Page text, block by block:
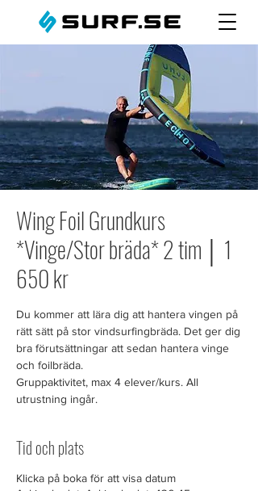
Wing Foil Grundkurs
*Vinge/Stor bräda* 2 tim │ 1
650 kr
Du kommer att lära dig att hantera vingen på
rätt sätt på stor vindsurfingbräda. Det ger dig
bra förutsättningar att sedan hantera vinge
och foilbräda.
Gruppaktivitet, max 4 elever/kurs. All
utrustning ingår.
Tid och plats
Klicka på boka för att visa datum